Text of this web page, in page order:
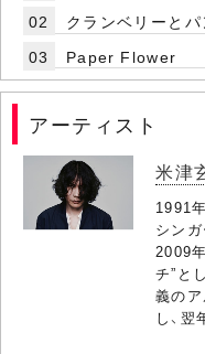
02
クランベリーと
03
Paper Flower
アーティスト
米津
1991
シン
2009
チ”と
義のア
し、